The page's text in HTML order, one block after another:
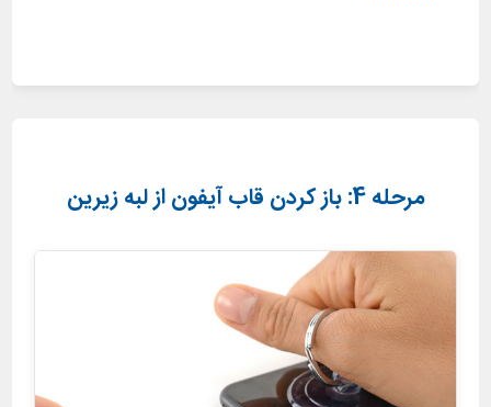
مرحله 4: باز کردن قاب آیفون از لبه زیرین